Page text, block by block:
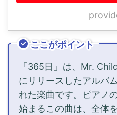
ここがポイント
「365日」は、Mr.
にリリースしたアルバ
れた楽曲です。ピアノ
始まるこの曲は、全体